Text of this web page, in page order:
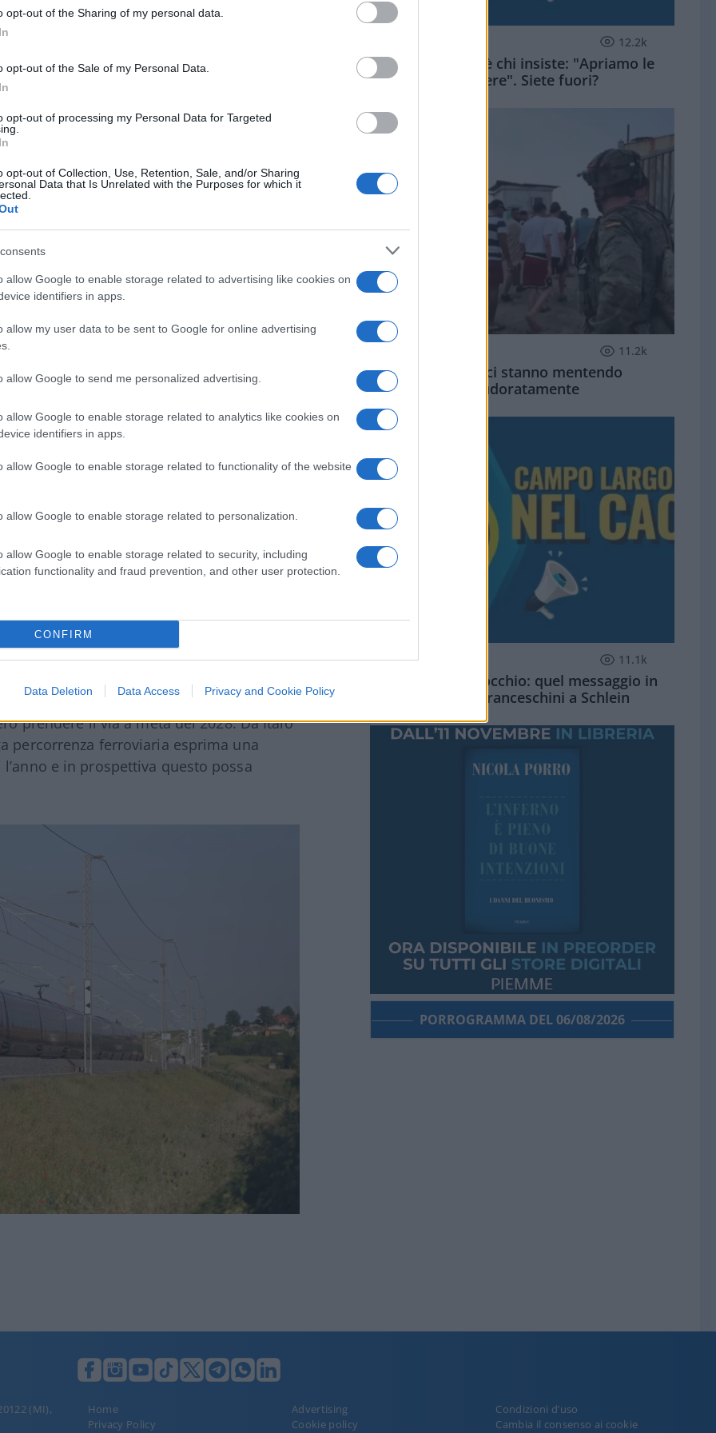
opt-out of the Sharing of my personal data.
opt-out of the Sale of my Personal Data.
opt-out of processing my Personal Data for Targeted
opt-out of Collection, Use, Retention, Sale, and/or Sharing
Data that Is Unrelated with the Purposes for which it
allow Google to enable storage related to advertising like cookies on
identifiers in apps.
allow my user data to be sent to Google for online advertising
allow Google to send me personalized advertising.
allow Google to enable storage related to analytics like cookies on
identifiers in apps.
allow Google to enable storage related to functionality of the website
allow Google to enable storage related to personalization.
allow Google to enable storage related to security, including
functionality and fraud prevention, and other user protection.
CONFIRM
Data Deletion Data Access Privacy and Cookie Policy
26, ma c’è già un’opzione per
cui se ne aggiungono 2,4 per la
a formazione del personale, servizi IT e
città
direttrici principali: Monaco di Baviera-
Amburgo, facendo così esplodere
che porterà benefici all’intero sistema
circa
di oltre 5mila lavoratori del comparto
si aggiungono i costi del pedaggio:
euro per accedere alla rete, soldi che
già in atto della rete tedesca.
del settore”
Cordero di Montezemolo,
il mercato Alta Velocità tedesco e quello
il mercato tedesco assomiglia molto a
concorrenza. Siamo quindi fiduciosi di
del servizio ferroviario.
ferroviario ad alta velocità
di riferimento europeo in questo
modello come riferimento per altri
si poi soffermato sull’importanza
tedesco: “In Italia la situazione è
di regolamentazione ferroviaria.
nei primi anni. Quello che
come costruire un’attività
prendere il via a metà del 2028. Da Italo
percorrenza ferroviaria esprima una
e in prospettiva questo possa
12.2k
Dopo Ceuta c'è chi insiste: "Apriamo le
frontiere". Siete fuori?
11.2k
Su Ceuta ci stanno mentendo
spudoratamente
ZUPPA DI PORRO 11.1k
Campo largo, occhio: quel messaggio in
codice di Franceschini a Schlein
PORROGRAMMA DEL 06/08/2026
(MI),
Home Advertising
Condizioni d’uso
Privacy Policy
Cookie policy
Cambia il consenso ai cookie